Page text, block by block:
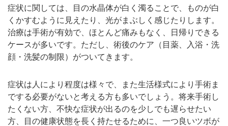
症状に関しては、目の水晶体が白く濁ることで、ものが白
くかすむように見えたり、光がまぶしく感じたりします。
治療は手術が有効で、ほとんど痛みもなく、日帰りできる
ケースが多いです。ただし、術後のケア（目薬、入浴・洗
顔・洗髪の制限）がついてきます。
症状は人により程度は様々で、また生活様式により手術ま
でする必要がないと考える方も多いでしょう。将来手術し
たくない方、不快な症状が出るのを少しでも遅らせたい
方、目の健康状態を長く持たせるために、一つ良いツボが